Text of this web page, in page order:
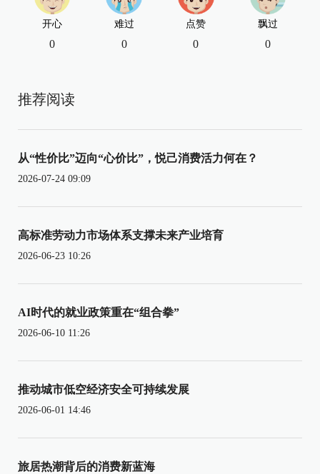
开心
0
难过
0
点赞
0
飘过
0
推荐阅读
从“性价比”迈向“心价比”，悦己消费活力何在？
2026-07-24 09:09
高标准劳动力市场体系支撑未来产业培育
2026-06-23 10:26
AI时代的就业政策重在“组合拳”
2026-06-10 11:26
推动城市低空经济安全可持续发展
2026-06-01 14:46
旅居热潮背后的消费新蓝海